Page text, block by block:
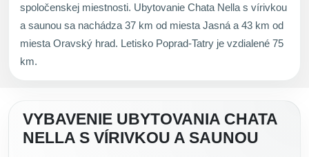
spoločenskej miestnosti. Ubytovanie Chata Nella s vírivkou
a saunou sa nachádza 37 km od miesta Jasná a 43 km od
miesta Oravský hrad. Letisko Poprad-Tatry je vzdialené 75
km.
VYBAVENIE UBYTOVANIA CHATA
NELLA S VÍRIVKOU A SAUNOU